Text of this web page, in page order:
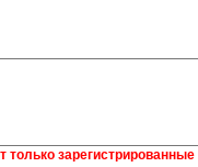
только зарегистрированные